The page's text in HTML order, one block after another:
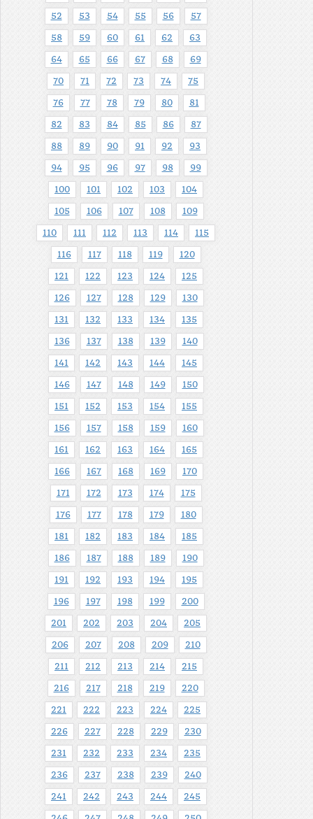
52 53 54 55 56 57
58 59 60 61 62 63
64 65 66 67 68 69
70 71 72 73 74 75
76 77 78 79 80 81
82 83 84 85 86 87
88 89 90 91 92 93
94 95 96 97 98 99
100 101 102 103 104
105 106 107 108 109
110 111 112 113 114 115
116 117 118 119 120
121 122 123 124 125
126 127 128 129 130
131 132 133 134 135
136 137 138 139 140
141 142 143 144 145
146 147 148 149 150
151 152 153 154 155
156 157 158 159 160
161 162 163 164 165
166 167 168 169 170
171 172 173 174 175
176 177 178 179 180
181 182 183 184 185
186 187 188 189 190
191 192 193 194 195
196 197 198 199 200
201 202 203 204 205
206 207 208 209 210
211 212 213 214 215
216 217 218 219 220
221 222 223 224 225
226 227 228 229 230
231 232 233 234 235
236 237 238 239 240
241 242 243 244 245